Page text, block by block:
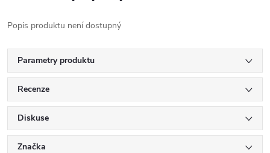
Popis produktu není dostupný
Parametry produktu
Recenze
Diskuse
Značka